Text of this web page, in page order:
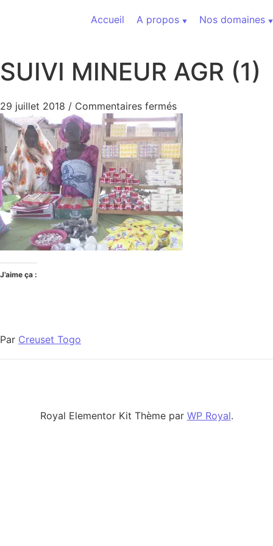
Accueil
A propos Nos domaines
SUIVI MINEUR AGR (1)
29 juillet 2018 / Commentaires ferméssur SUIVI MINEUR
J’aime ça :
Par Creuset Togo
Royal Elementor Kit Thème par WP Royal.